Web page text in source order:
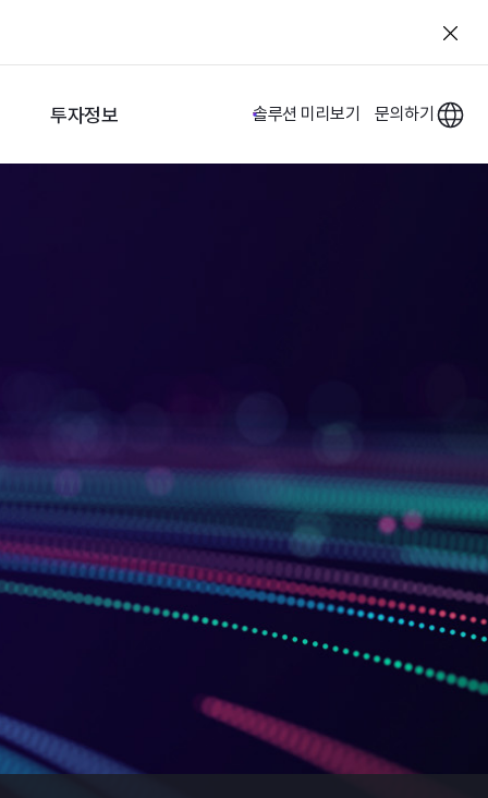
투자정보 솔루션 미리보기 문의하기